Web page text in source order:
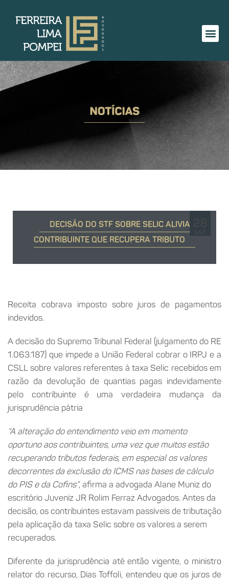
DECISÃO DO STF SOBRE SELIC ALIVIA
CONTRIBUINTE QUE RECUPERA TRIBUTO
Receita cobrava imposto sobre juros de pagamentos
indevidos.
A decisão do Supremo Tribunal Federal (julgamento do RE
1.063.187) que impede a União Federal cobrar o IRPJ e a
CSLL sobre valores referentes à taxa Selic recebidos em
razão da devolução de quantias pagas indevidamente
pelo contribuinte é uma verdadeira mudança da
jurisprudência pátria
“A alteração do entendimento veio em momento
oportuno aos contribuintes, uma vez que muitos estão
recuperando tributos federais, em especial os valores
decorrentes da exclusão do ICMS nas bases de cálculo
do PIS e da Cofins”, afirma a advogada Alane Muniz do
escritório Juveniz JR Rolim Ferraz Advogados. Antes da
decisão, os contribuintes estavam passíveis de tributação
pela aplicação da taxa Selic sobre os valores a serem
recuperados.
Diferente da jurisprudência até então vigente, o ministro
relator do recurso, Dias Toffoli, entendeu que os juros de